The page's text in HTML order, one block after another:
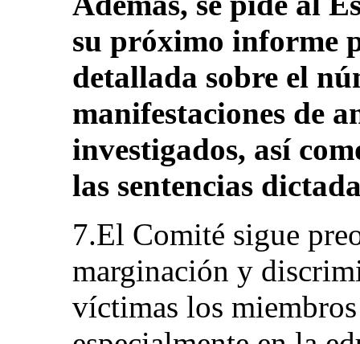
su próximo informe
detallada sobre el
manifestaciones de
investigados, así
las sentencias
7.El Comité sigue
marginación y
víctimas los